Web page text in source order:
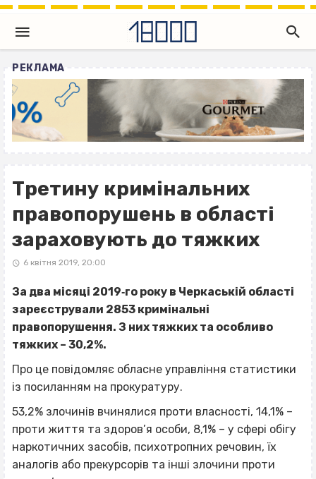
РЕКЛАМА
Третину кримінальних
правопорушень в області
зараховують до тяжких
6 квітня 2019, 20:00
За два місяці 2019‐го року в Черкаській області
зареєстрували 2853 кримінальні
правопорушення. З них тяжких та особливо
тяжких – 30,2%.
Про це повідомляє обласне управління статистики
із посиланням на прокуратуру.
53,2% злочинів вчинялися проти власності, 14,1% –
проти життя та здоров’я особи, 8,1% – у сфері обігу
наркотичних засобів, психотропних речовин, їх
аналогів або прекурсорів та інші злочини проти